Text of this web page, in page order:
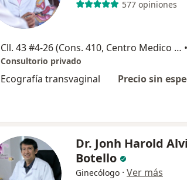
577 opiniones
Cll. 43 #4-26 (Cons. 410, Centro Medico Javeriano), Ibagué •
Consultorio privado
Ecografía transvaginal Precio sin
Dr. Jonh Harold
Botello
Ginecólogo · Ver más